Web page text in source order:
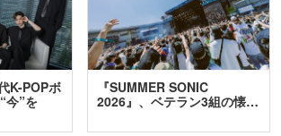
K-POPボ
今”を
『SUMMER SONIC
2026』、ベテラン3組の懐…